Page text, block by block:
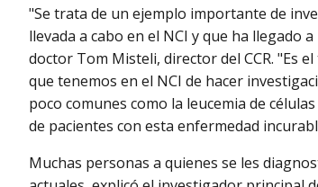
"Se trata de un ejemplo importante de
llevada a cabo en el NCI y que ha llegado
doctor Tom Misteli, director del CCR. "Es
que tenemos en el NCI de hacer
poco comunes como la leucemia de
de pacientes con esta enfermedad
Muchas personas a quienes se les